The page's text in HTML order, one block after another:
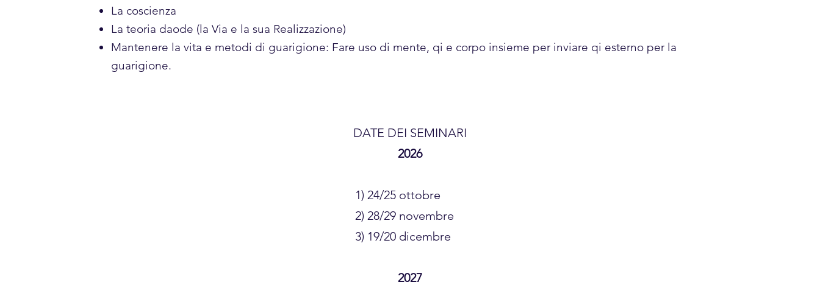
La coscienza
La teoria daode (la Via e la sua Realizzazione)
Mantenere la vita e metodi di guarigione: Fare uso di mente, qi e corpo insieme per inviare qi esterno per la
guarigione.
​DATE DEI SEMINARI
2026
1) 24/25 ottobre
2) 28/29 novembre
3) 19/20 dicembre
2027